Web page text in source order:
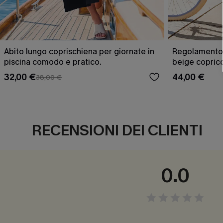
Abito lungo coprischiena per giornate in
piscina comodo e pratico.
32,00 €38,00 €
beige
44,00 €
RECENSIONI DEI CLIENTI
0.0